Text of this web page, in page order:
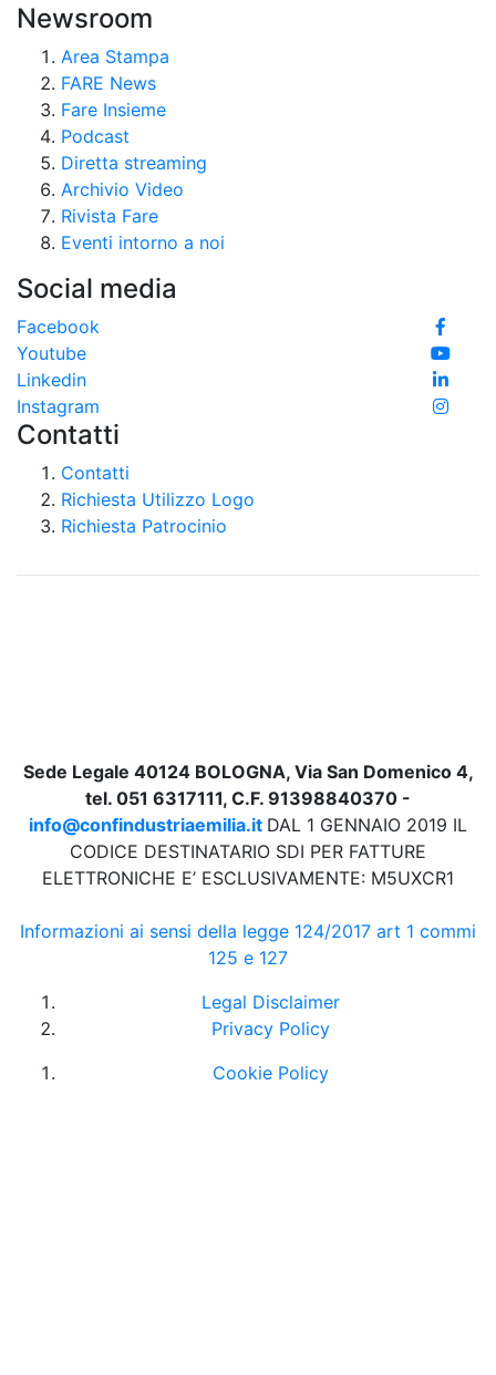
Newsroom
Area Stampa
FARE News
Fare Insieme
Podcast
Diretta streaming
Archivio Video
Rivista Fare
Eventi intorno a noi
Social media
Facebook
Youtube
Linkedin
Instagram
Contatti
Contatti
Richiesta Utilizzo Logo
Richiesta Patrocinio
Sede Legale 40124 BOLOGNA, Via San Domenico 4,
tel. 051 6317111, C.F. 91398840370 -
info@confindustriaemilia.it DAL 1 GENNAIO 2019 IL
CODICE DESTINATARIO SDI PER FATTURE
ELETTRONICHE E’ ESCLUSIVAMENTE: M5UXCR1
Informazioni ai sensi della legge 124/2017 art 1 commi
125 e 127
Legal Disclaimer
Privacy Policy
Cookie Policy